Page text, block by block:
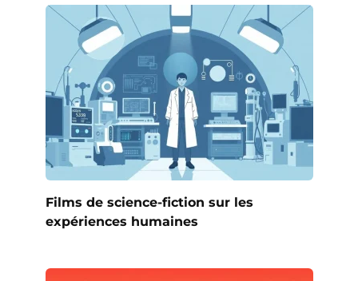
Films de science-fiction sur les
expériences humaines